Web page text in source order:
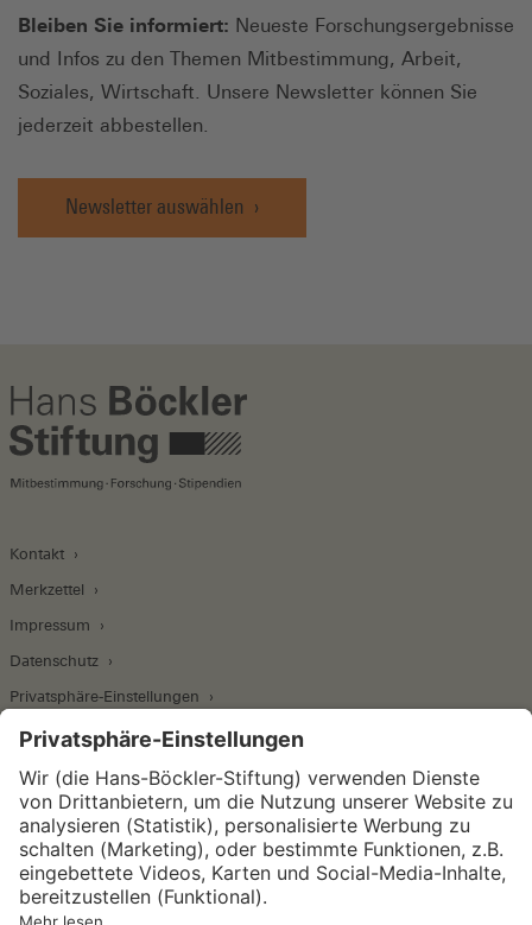
Bleiben Sie informiert: Neueste Forschungsergebnisse
und Infos zu den Themen Mitbestimmung, Arbeit,
Soziales, Wirtschaft. Unsere Newsletter können Sie
jederzeit abbestellen.
Newsletter auswählen
Kontakt
Merkzettel
Impressum
Datenschutz
Privatsphäre-Einstellungen
Wirtschafts- und Sozialwissenschaftliches Institut
Institut für Makroökonomie und
Konjunkturforschung